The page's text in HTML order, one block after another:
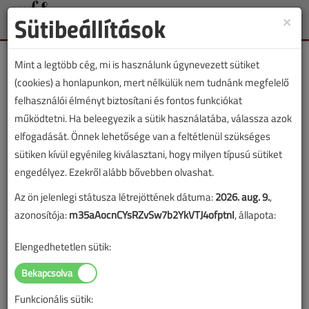
Toggle
Címke: medence
„medence” címkével jelölt tartalmak
Hétvégi házak, nyaralók épületgépészete
Hírek, 2020. július
Javában fut már a nyaralási szezon, tehát a legtöbb
tulajdonos már „kinyitotta” a hétvégi házát,
nyaralóját, mégsem haszontalan talán sorra venni,
mit is kell tudnunk ezekről az épületekről gépészeti
×
Sütibeállítások
Mint a legtöbb cég, mi is használunk úgynevezett sütiket
(cookies) a honlapunkon, mert nélkülük nem tudnánk megfelelő
felhasználói élményt biztosítani és fontos funkciókat
működtetni. Ha beleegyezik a sütik használatába, válassza azok
elfogadását. Önnek lehetősége van a feltétlenül szükséges
sütiken kívül egyénileg kiválasztani, hogy milyen típusú sütiket
engedélyez. Ezekről alább bővebben olvashat.
Az ön jelenlegi státusza létrejöttének dátuma:2026. aug. 9.,
azonosítója:m35aAocnCYsRZvSw7b2YkVTJ4ofptnI, állapota:
Elengedhetetlen sütik:
Funkcionális sütik: